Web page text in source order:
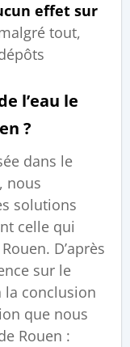
effet sur
tout,
l’eau le
?
dans le
nous
solutions
celle qui
D’après
sur le
la conclusion
que nous
Rouen :